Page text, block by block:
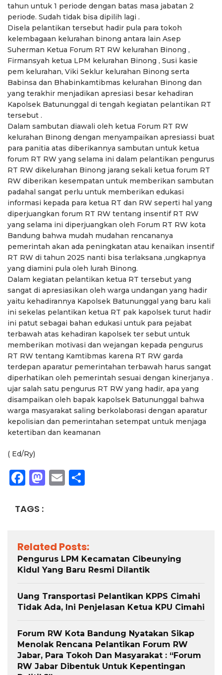
tahun untuk 1 periode dengan batas masa jabatan 2
periode. Sudah tidak bisa dipilih lagi .
Disela pelantikan tersebut hadir pula para tokoh
kelembagaan kelurahan binong antara lain Asep
Suherman Ketua Forum RT RW kelurahan Binong ,
Firmansyah ketua LPM kelurahan Binong , Susi kasie
pem kelurahan, Viki Seklur kelurahan Binong serta
Babinsa dan Bhabinkamtibmas kelurahan Binong dan
yang terakhir menjadikan apresiasi besar kehadiran
Kapolsek Batununggal di tengah kegiatan pelantikan RT
tersebut .
Dalam sambutan diawali oleh ketua Forum RT RW
kelurahan Binong dengan menyampaikan apresiassi buat
para panitia atas diberikannya sambutan untuk ketua
forum RT RW yang selama ini dalam pelantikan pengurus
RT RW dikelurahan Binong jarang sekali ketua forum RT
RW diberikan kesempatan untuk memberikan sambutan
padahal sangat perlu untuk memberikan edukasi
informasi kepada para ketua RT dan RW seperti hal yang
diperjuangkan forum RT RW tentang insentif RT RW
yang selama ini diperjuangkan oleh Forum RT RW kota
Bandung bahwa mudah mudahan rencananya
pemerintah akan ada peningkatan atau kenaikan insentif
RT RW di tahun 2025 nanti bisa terlaksana ,ungkapnya
yang diamini pula oleh lurah Binong.
Dalam kegiatan pelantikan ketua RT tersebut yang
sangat di apresiasikan oleh warga undangan yang hadir
yaitu kehadirannya Kapolsek Batununggal yang baru kali
ini sekelas pelantikan ketua RT pak kapolsek turut hadir
ini patut sebagai bahan edukasi untuk para pejabat
terbawah atas kehadiran kapolsek ter sebut untuk
memberikan motivasi dan wejangan kepada pengurus
RT RW tentang Kamtibmas karena RT RW garda
terdepan aparatur pemerintahan terbawah harus sangat
diperhatikan oleh pemerintah sesuai dengan kinerjanya .
ujar salah satu pengurus RT RW yang hadir, apa yang
disampaikan oleh bapak kapolsek Batununggal bahwa
warga masyarakat saling berkolaborasi dengan aparatur
kepolisian dan pemerintahan setempat untuk menjaga
ketertiban dan keamanan
( Ed/Ry)
Facebook
Mastodon
Email
TAGS :
Related Posts:
Pengurus LPM Kecamatan Cibeunying
Kidul Yang Baru Resmi Dilantik
Uang Transportasi Pelantikan KPPS Cimahi
Tidak Ada, Ini Penjelasan Ketua KPU Cimahi
Forum RW Kota Bandung Nyatakan Sikap
Menolak Rencana Pelantikan Forum RW
Jabar, Para Tokoh Dan Masyarakat : “Forum
RW Jabar Dibentuk Untuk Kepentingan